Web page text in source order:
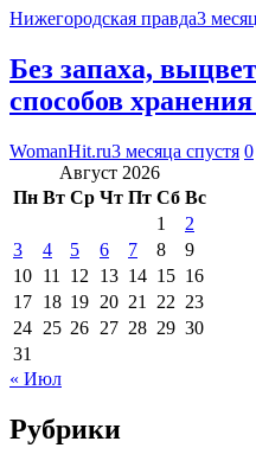
Нижегородская правда3
Без запаха,
способов
WomanHit.ru3 месяца спустя 0
Август 2026
Пн Вт Ср Чт Пт Сб Вс
1
2
3
4 5 6 7 8
9
10 11 12 13 14 15 16
17 18 19 20 21 22 23
24 25 26 27 28 29 30
31
« Июл
Рубрики